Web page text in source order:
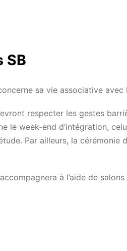
SB
sa vie associative avec
respecter les gestes
le week-end d’intégration,
Par ailleurs, la cérémonie
à l’aide de